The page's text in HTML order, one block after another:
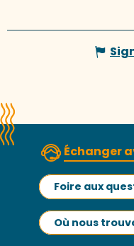
Échanger
Foire aux
Où nous